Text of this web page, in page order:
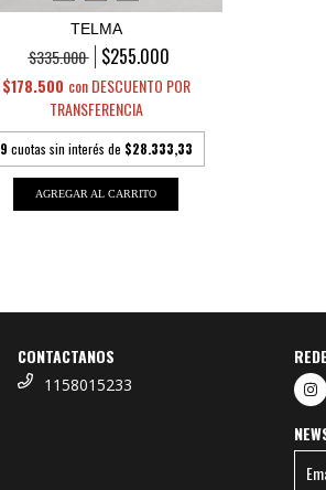
TELMA
$335.000 $255.000
$178.500 con DESCUENTO POR
TRANSFERENCIA
9 cuotas sin interés de $28.333,33
AGREGAR AL CARRITO
CONTACTANOS
1158015233